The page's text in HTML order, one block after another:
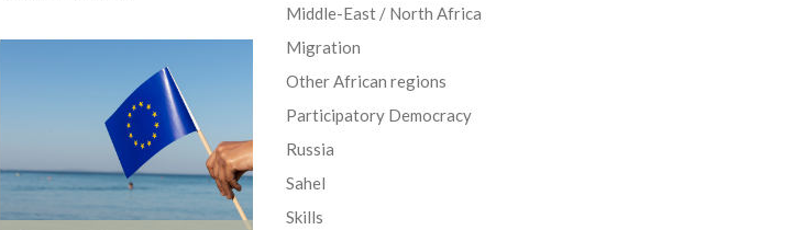
Middle-East / North Africa
Migration
Other African regions
Participatory Democracy
Russia
Sahel
Skills